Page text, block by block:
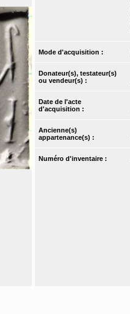
Mode d'acquisition :
Donateur(s), testateur(s)
ou vendeur(s) :
Date de l'acte
d'acquisition :
Ancienne(s)
appartenance(s) :
Numéro d'inventaire :